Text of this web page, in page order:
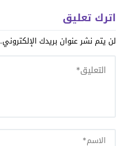
اترك تعليق
لن يتم نشر عنوان بريدك الإلكتروني.